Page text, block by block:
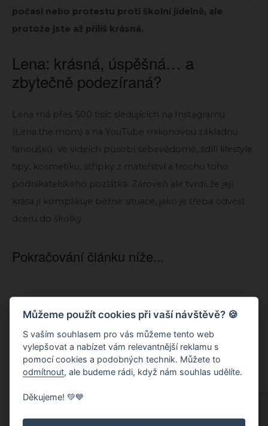
počasí nebo protestu proti školní jídelně, ale
protože jste až příliš krásná.
Lena: krásná, úspěšná… a
zbytečně podezíraná?
Lena má přes 500 tisíc sledujících na Instagramu
(Lena.the.mom) a na YouTube milionovou základnu
fanoušků. Ve videích působí sebevědomě, sdílí lifestyle
tipy, kosmetiku, střípky z mateřství a trochu toho
podnikatelského pozlátka. Zároveň ale tvrdí, že její
krása jí komplikuje běžné situace, jako je třeba odvést
dceru do školky.
Pokračování článku níže...
Můžeme použít cookies při vaší návštěvě? 🍪
S vaším souhlasem pro vás můžeme tento web
vylepšovat a nabízet vám relevantnější reklamu s
pomocí cookies a podobných technik. Můžete to
odmítnout, ale budeme rádi, když nám souhlas udělíte.
Děkujeme! 💚💙